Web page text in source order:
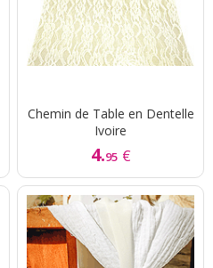
Chemin de Table en Dentelle
Ivoire
4.95 €